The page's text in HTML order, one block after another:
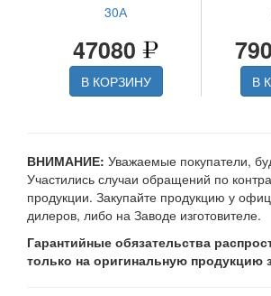
30А
47080
В КОРЗИНУ В
ВНИМАНИЕ: Уважаемые покупатели,
Участились случаи обращений по
продукции. Закупайте продукцию у
дилеров, либо на Заводе изготовителе.
Гарантийные обязательства
только на оригинальную продукцию